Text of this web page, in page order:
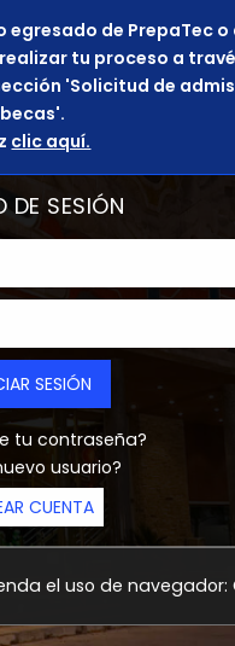
de PrepaTec o
tu proceso a
'Solicitud de
becas'.
clic aquí.
DE SESIÓN
tu contraseña?
usuario?
CUENTA
el uso de navegador: